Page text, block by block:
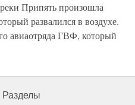
Припять произошла
развалился в воздухе.
авиаотряда ГВФ, который
Разделы